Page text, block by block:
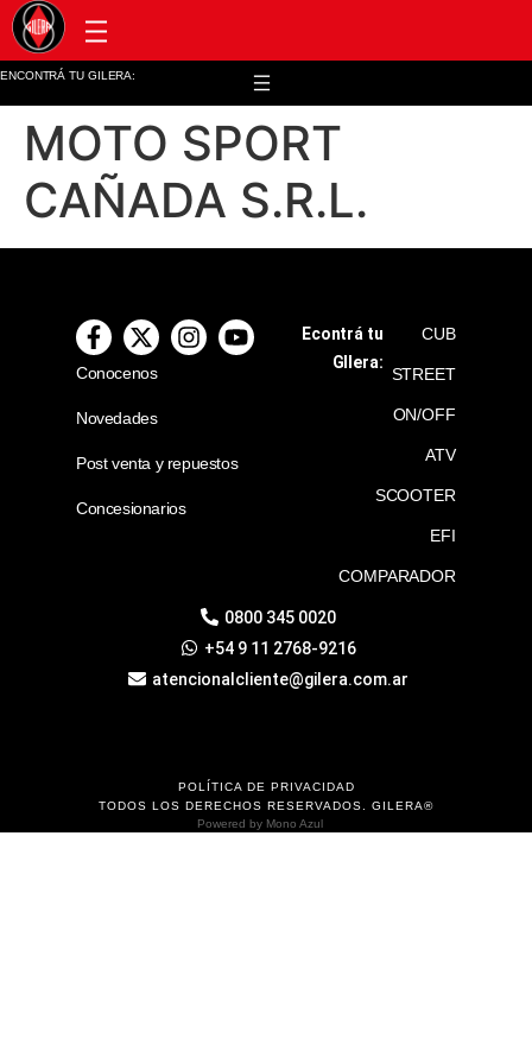
ENCONTRÁ TU GILERA:
MOTO SPORT
CAÑADA S.R.L.
Conocenos
Novedades
Post venta y repuestos
Concesionarios
Econtrá tu
GIlera:
CUB
STREET
ON/OFF
ATV
SCOOTER
EFI
COMPARADOR
0800 345 0020
+54 9 11 2768-9216
atencionalcliente@gilera.com.ar
POLÍTICA DE PRIVACIDAD
TODOS LOS DERECHOS RESERVADOS. GILERA®
Powered by Mono Azul